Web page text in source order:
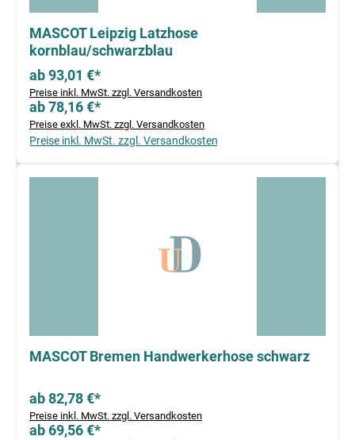
MASCOT Leipzig Latzhose
kornblau/schwarzblau
ab 93,01 €*
Preise inkl. MwSt. zzgl. Versandkosten
ab 78,16 €*
Preise exkl. MwSt. zzgl. Versandkosten
Preise inkl. MwSt. zzgl. Versandkosten
MASCOT Bremen Handwerkerhose schwarz
ab 82,78 €*
Preise inkl. MwSt. zzgl. Versandkosten
ab 69,56 €*